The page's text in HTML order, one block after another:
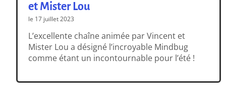
et Mister Lou
le 17 juillet 2023
L’excellente chaîne animée par Vincent et
Mister Lou a désigné l’incroyable Mindbug
comme étant un incontournable pour l’été !